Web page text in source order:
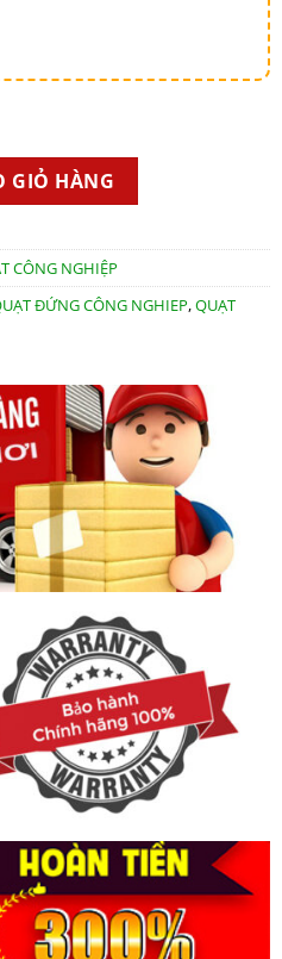
75 (3 cánh) – Model 2019 số
GIỎ HÀNG
CÔNG NGHIỆP
ĐỨNG CÔNG NGHIEP,QUẠT